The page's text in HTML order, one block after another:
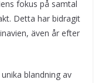
fokus på samtal
Detta har bidragit
även år efter
blandning av